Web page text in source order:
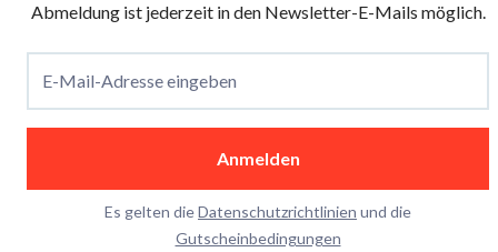
Abmeldung ist jederzeit in den Newsletter-E-Mails möglich.
E-Mail-Adresse eingeben
Anmelden
Es gelten dieDatenschutzrichtlinien und die
Gutscheinbedingungen